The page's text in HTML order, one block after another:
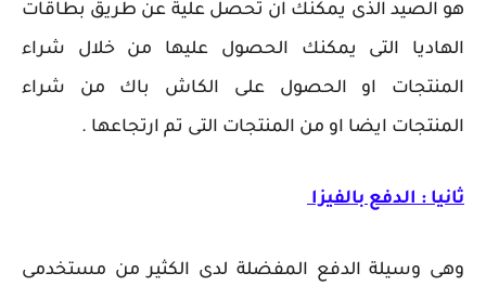
هو الصيد الذى يمكنك ان تحصل علية عن طريق بطاقات
الهاديا التى يمكنك الحصول عليها من خلال شراء
المنتجات او الحصول على الكاش باك من شراء
المنتجات ايضا او من المنتجات التى تم ارتجاعها .
ثانيا : الدفع بالفيزا
وهى وسيلة الدفع المفضلة لدى الكثير من مستخدمى